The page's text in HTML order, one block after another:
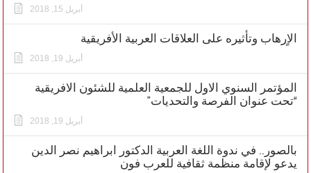
أبريل 15, 2018
الاٍرهاب وتأثيره على العلاقات العربية الأفريقية
أبريل 19, 2018
المؤتمر السنوي الاول للجمعية العلمية للشئون الافريقية
“تحت عنوان الفرصة والتحديات”
أبريل 19, 2018
بالصور.. في ندوة اللغة العربية الدكتور ابراهيم نصر الدين
يدعو لإقامة منظمة ثقافية للعرب فون